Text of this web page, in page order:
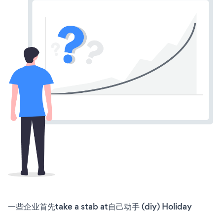
一些企业首先take a stab at自己动手 (diy) Holiday